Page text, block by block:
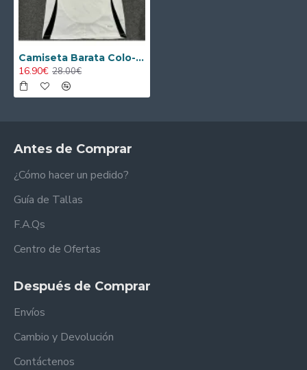
Camiseta Barata Colo-Colo Primera Equipación 2025/26
16.90€ 28.00€
Antes de Comprar
¿Cómo hacer un pedido?
Guía de Tallas
F.A.Qs
Centro de Ofertas
Después de Comprar
Envíos
Cambio y Devolución
Contáctenos